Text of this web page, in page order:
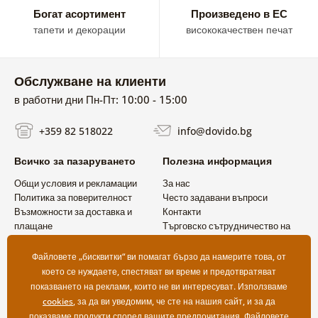
природатав планинската ви хижа.Събудете вашия
интериор с картини на животни, които ще впечатлят
Богат асортимент
тапети и декорации
Произведено в ЕС
висококачествен печат
Обслужване на клиенти
в работни дни Пн-Пт: 10:00 - 15:00
+359 82 518022 info@dovido.bg
Всичко за пазаруването
Общи условия и рекламации
Политика за поверителност
Възможности за доставка и
плащане
Полезна информация
За нас
Често задавани въпроси
Контакти
Търговско сътрудничество на
Файловете „бисквитки“ ви помагат бързо да намерите това, от
което се нуждаете, спестяват ви време и предотвратяват
показването на реклами, които не ви интересуват. Използваме
cookies, за да ви уведомим, че сте на нашия сайт, и за да